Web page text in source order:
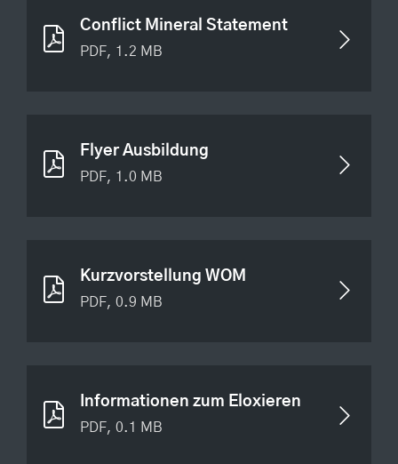
PDF, 1.2 MB
Conflict Mineral Statement
PDF, 1.0 MB
Flyer Ausbildung
PDF, 0.9 MB
Kurzvorstellung WOM
PDF, 0.1 MB
Informationen zum Eloxieren